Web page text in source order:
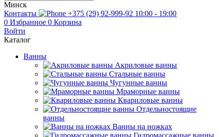
Минск
Контакты
+375 (29) 92-999-92 10:00 - 19:00
0 Избранное 0 Корзина
Войти
Каталог
Ванны
Акриловые ванны
Стальные ванны
Чугунные ванны
Мраморные ванны
Квариловые ванны
Отдельностоящие
ванны
Ванны на ножках
Гидромассажные ванны